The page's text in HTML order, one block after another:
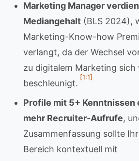
Marketing Manager
Mediangehalt (BLS 2024),
Marketing-Know-how
verlangt, da der Wechsel
zu digitalem Marketing sich
beschleunigt.
[1:1]
Profile mit 5+ Kenntnissen
mehr Recruiter-Aufrufe,
Zusammenfassung sollte
Bereich kontextuell mit